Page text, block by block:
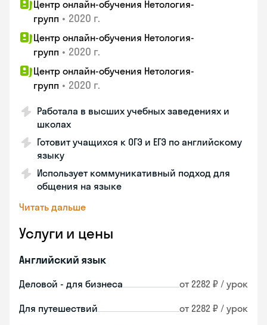
Центр онлайн-обучения Нетология-
групп • 2020 г.
Центр онлайн-обучения Нетология-
групп • 2020 г.
Центр онлайн-обучения Нетология-
групп • 2020 г.
Работала в высших учебных заведениях и
школах
Готовит учащихся к ОГЭ и ЕГЭ по английскому
языку
Использует коммуникативный подход для
общения на языке
Читать дальше
Услуги и цены
Английский язык
Деловой - для бизнеса от 2282 ₽ / урок
Для путешествий от 2282 ₽ / урок